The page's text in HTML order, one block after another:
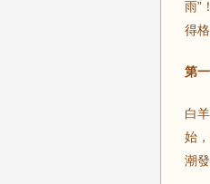
雨”
得
第
白
始
潮